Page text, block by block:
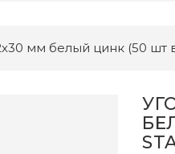
мм белый цинк (50 шт в